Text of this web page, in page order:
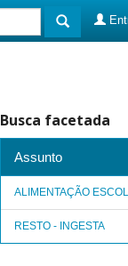
Busca facetada
Assunto
ALIMENTAÇÃO
RESTO - INGESTA